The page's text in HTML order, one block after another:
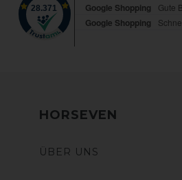
HORSEVEN
ÜBER UNS